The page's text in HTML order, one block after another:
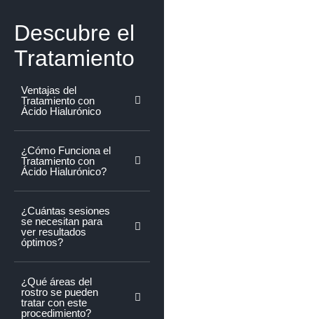
Descubre el
Tratamiento
Ventajas del
Tratamiento con
Ácido Hialurónico
¿Cómo Funciona el
Tratamiento con
Ácido Hialurónico?
¿Cuántas sesiones
se necesitan para
ver resultados
óptimos?
¿Qué áreas del
rostro se pueden
tratar con este
procedimiento?